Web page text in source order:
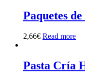
Paquetes
2,66€ Read more
Pasta Cría